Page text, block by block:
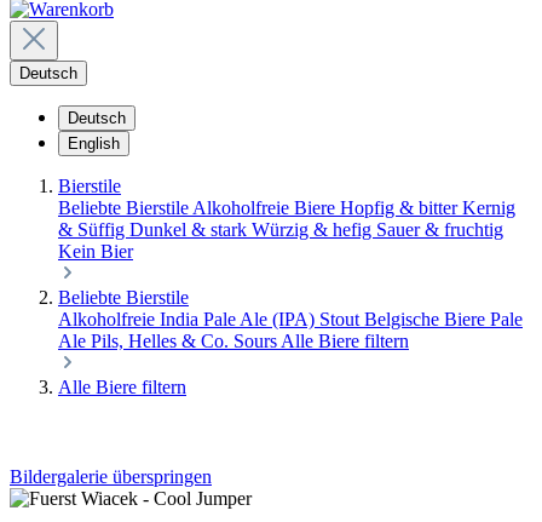
Deutsch
Deutsch
English
Bierstile
Beliebte Bierstile Alkoholfreie Biere Hopfig & bitterKernig
& Süffig Dunkel & stark Würzig & hefig Sauer & fruchtig
Kein Bier
Beliebte Bierstile
Alkoholfreie India Pale Ale (IPA) Stout Belgische Biere Pale
Ale Pils, Helles & Co. Sours Alle Biere filtern
Alle Biere filtern
Bildergalerie überspringen